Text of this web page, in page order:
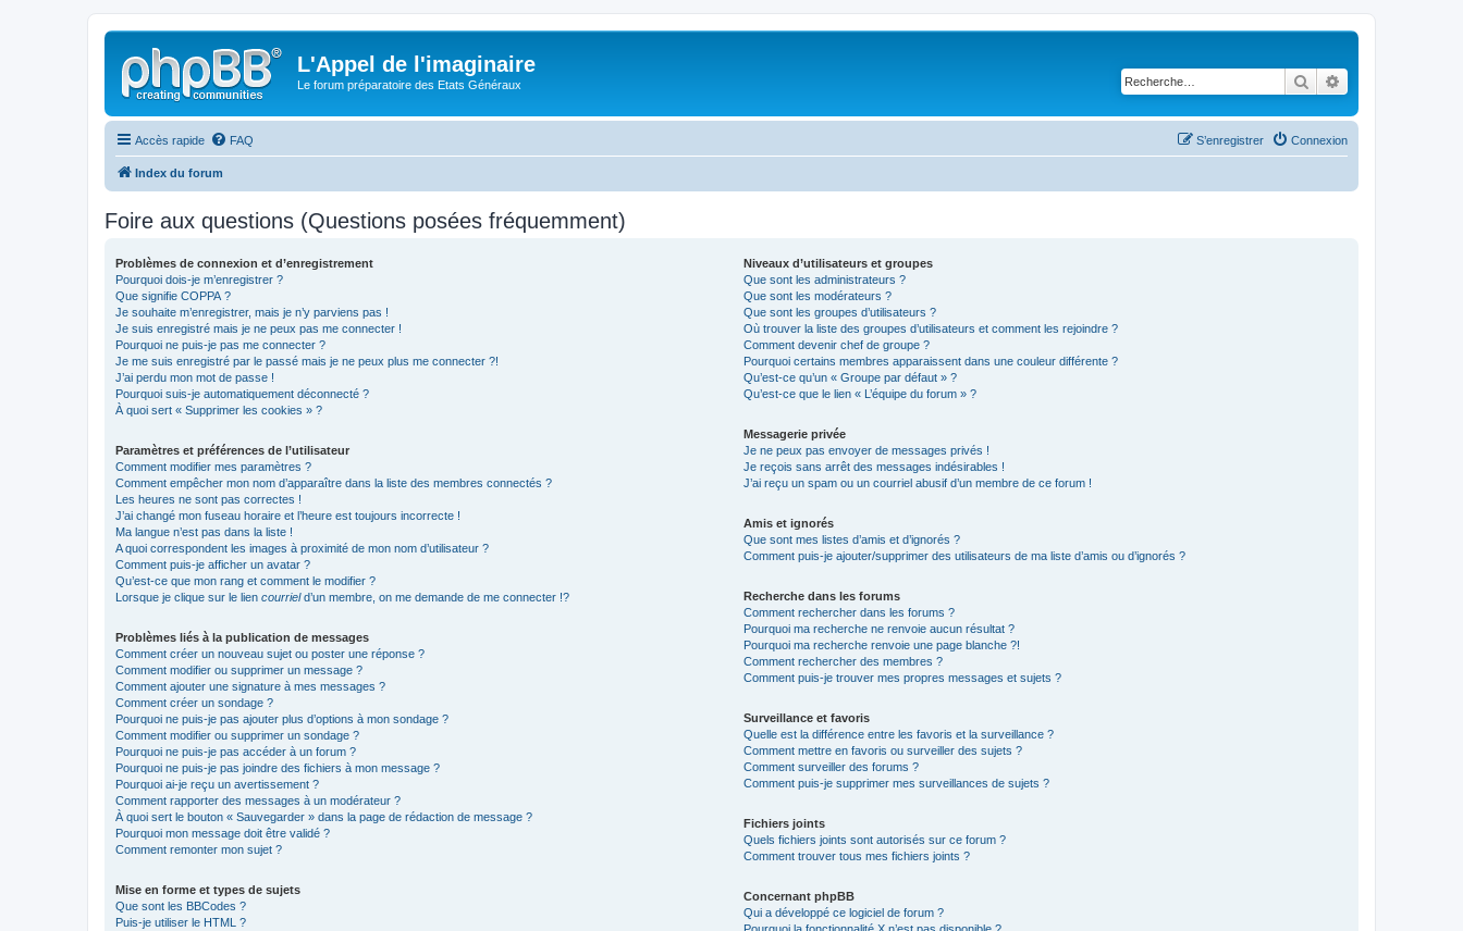
L'Appel de l'imaginaire
Le forum préparatoire des Etats Généraux Rechercher
Accès rapide FAQ Connexion
S’enregistrer
Index du forum
Foire aux questions (Questions posées fréquemment)
Problèmes de connexion et d’enregistrement
Pourquoi dois-je m’enregistrer ?
Que signifie COPPA ?
Je souhaite m’enregistrer, mais je n’y parviens pas !
Je suis enregistré mais je ne peux pas me connecter !
Pourquoi ne puis-je pas me connecter ?
Je me suis enregistré par le passé mais je ne peux plus me connecter ?!
J’ai perdu mon mot de passe !
Pourquoi suis-je automatiquement déconnecté ?
À quoi sert « Supprimer les cookies » ?
Paramètres et préférences de l’utilisateur
Comment modifier mes paramètres ?
Comment empêcher mon nom d’apparaître dans la liste des membres connectés ?
Les heures ne sont pas correctes !
J’ai changé mon fuseau horaire et l’heure est toujours incorrecte !
Ma langue n’est pas dans la liste !
A quoi correspondent les images à proximité de mon nom d’utilisateur ?
Comment puis-je afficher un avatar ?
Qu’est-ce que mon rang et comment le modifier ?
Lorsque je clique sur le lien courrield’un membre, on me demande de me connecter !?
Problèmes liés à la publication de messages
Comment créer un nouveau sujet ou poster une réponse ?
Comment modifier ou supprimer un message ?
Comment ajouter une signature à mes messages ?
Comment créer un sondage ?
Pourquoi ne puis-je pas ajouter plus d’options à mon sondage ?
Comment modifier ou supprimer un sondage ?
Pourquoi ne puis-je pas accéder à un forum ?
Pourquoi ne puis-je pas joindre des fichiers à mon message ?
Pourquoi ai-je reçu un avertissement ?
Comment rapporter des messages à un modérateur ?
À quoi sert le bouton « Sauvegarder » dans la page de rédaction de message ?
Pourquoi mon message doit être validé ?
Comment remonter mon sujet ?
Mise en forme et types de sujets
Que sont les BBCodes ?
Puis-je utiliser le HTML ?
Niveaux d’utilisateurs et groupes
Que sont les administrateurs ?
Que sont les modérateurs ?
Que sont les groupes d’utilisateurs ?
Où trouver la liste des groupes d’utilisateurs et comment les rejoindre ?
Comment devenir chef de groupe ?
Pourquoi certains membres apparaissent dans une couleur différente ?
Qu’est-ce qu’un « Groupe par défaut » ?
Qu’est-ce que le lien « L’équipe du forum » ?
Messagerie privée
Je ne peux pas envoyer de messages privés !
Je reçois sans arrêt des messages indésirables !
J’ai reçu un spam ou un courriel abusif d’un membre de ce forum !
Amis et ignorés
Que sont mes listes d’amis et d’ignorés ?
Comment puis-je ajouter/supprimer des utilisateurs de ma liste d’amis ou d’ignorés ?
Recherche dans les forums
Comment rechercher dans les forums ?
Pourquoi ma recherche ne renvoie aucun résultat ?
Pourquoi ma recherche renvoie une page blanche ?!
Comment rechercher des membres ?
Comment puis-je trouver mes propres messages et sujets ?
Surveillance et favoris
Quelle est la différence entre les favoris et la surveillance ?
Comment mettre en favoris ou surveiller des sujets ?
Comment surveiller des forums ?
Comment puis-je supprimer mes surveillances de sujets ?
Fichiers joints
Quels fichiers joints sont autorisés sur ce forum ?
Comment trouver tous mes fichiers joints ?
Concernant phpBB
Qui a développé ce logiciel de forum ?
Pourquoi la fonctionnalité X n’est pas disponible ?